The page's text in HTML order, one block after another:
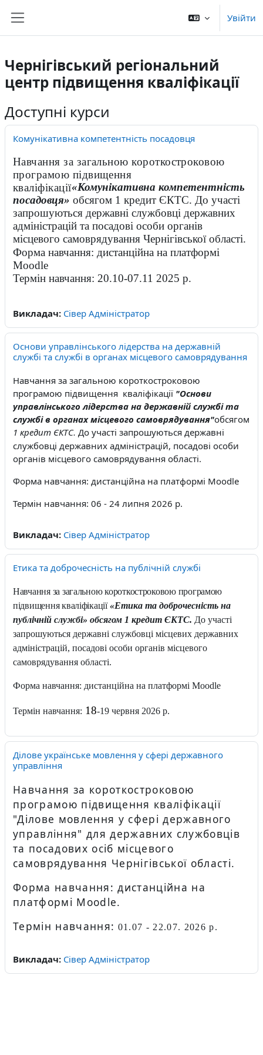
Увійти
Чернігівський регіональний
центр підвищення кваліфікації
Доступні курси
Комунікативна компетентність посадовця
Навчання за загальною короткостроковою
програмою підвищення
кваліфікації«Комунікативна компетентність
посадовця» обсягом 1 кредит ЄКТС. До участі
запрошуються державні службовці державних
адміністрацій та посадові особи органів
місцевого самоврядування Чернігівської області.
Форма навчання: дистанційна на платформі
Moodle
Термін навчання: 20.10-07.11 2025 р.
Викладач: Сівер Адміністратор
Основи управлінського лідерства на державній
службі та службі в органах місцевого самоврядування
Навчання за загальною короткостроковою
програмою підвищення кваліфікації "Основи
управлінського лідерства на державній службі та
службі в органах місцевого самоврядування"обсягом
1 кредит ЄКТС. До участі запрошуються державні
службовці державних адміністрацій, посадові особи
органів місцевого самоврядування області.
Форма навчання: дистанційна на платформі Moodle
Термін навчання: 06 - 24 липня 2026 р.
Викладач: Сівер Адміністратор
Етика та доброчесність на публічній службі
Навчання за загальною короткостроковою програмою
підвищення кваліфікації«Етика та доброчесність на
публічній службі» обсягом 1 кредит ЄКТС. До участі
запрошуються державні службовці місцевих державних
адміністрацій, посадові особи органів місцевого
самоврядування області.
Форма навчання: дистанційна на платформі Moodle
Термін навчання: 18-19 червня 2026 р.
Ділове українське мовлення у сфері державного
управління
Навчання за короткостроковою
програмою підвищення кваліфікації
"Ділове мовлення у сфері державного
управління" для державних службовців
та посадових осіб місцевого
самоврядування Чернігівської області.
Форма навчання: дистанційна на
платформі Moodle.
Термін навчання: 01.07 - 22.07. 2026 р.
Викладач: Сівер Адміністратор